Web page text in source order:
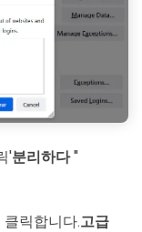
'분리하다"
클릭합니다.고급